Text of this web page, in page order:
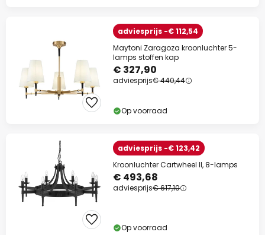
adviesprijs -€ 112,54
Maytoni Zaragoza kroonluchter 5-
lamps stoffen kap
€ 327,90
adviesprijs€ 440,44
Op voorraad
adviesprijs -€ 123,42
Kroonluchter Cartwheel II, 8-lamps
€ 493,68
adviesprijs€ 617,10
Op voorraad